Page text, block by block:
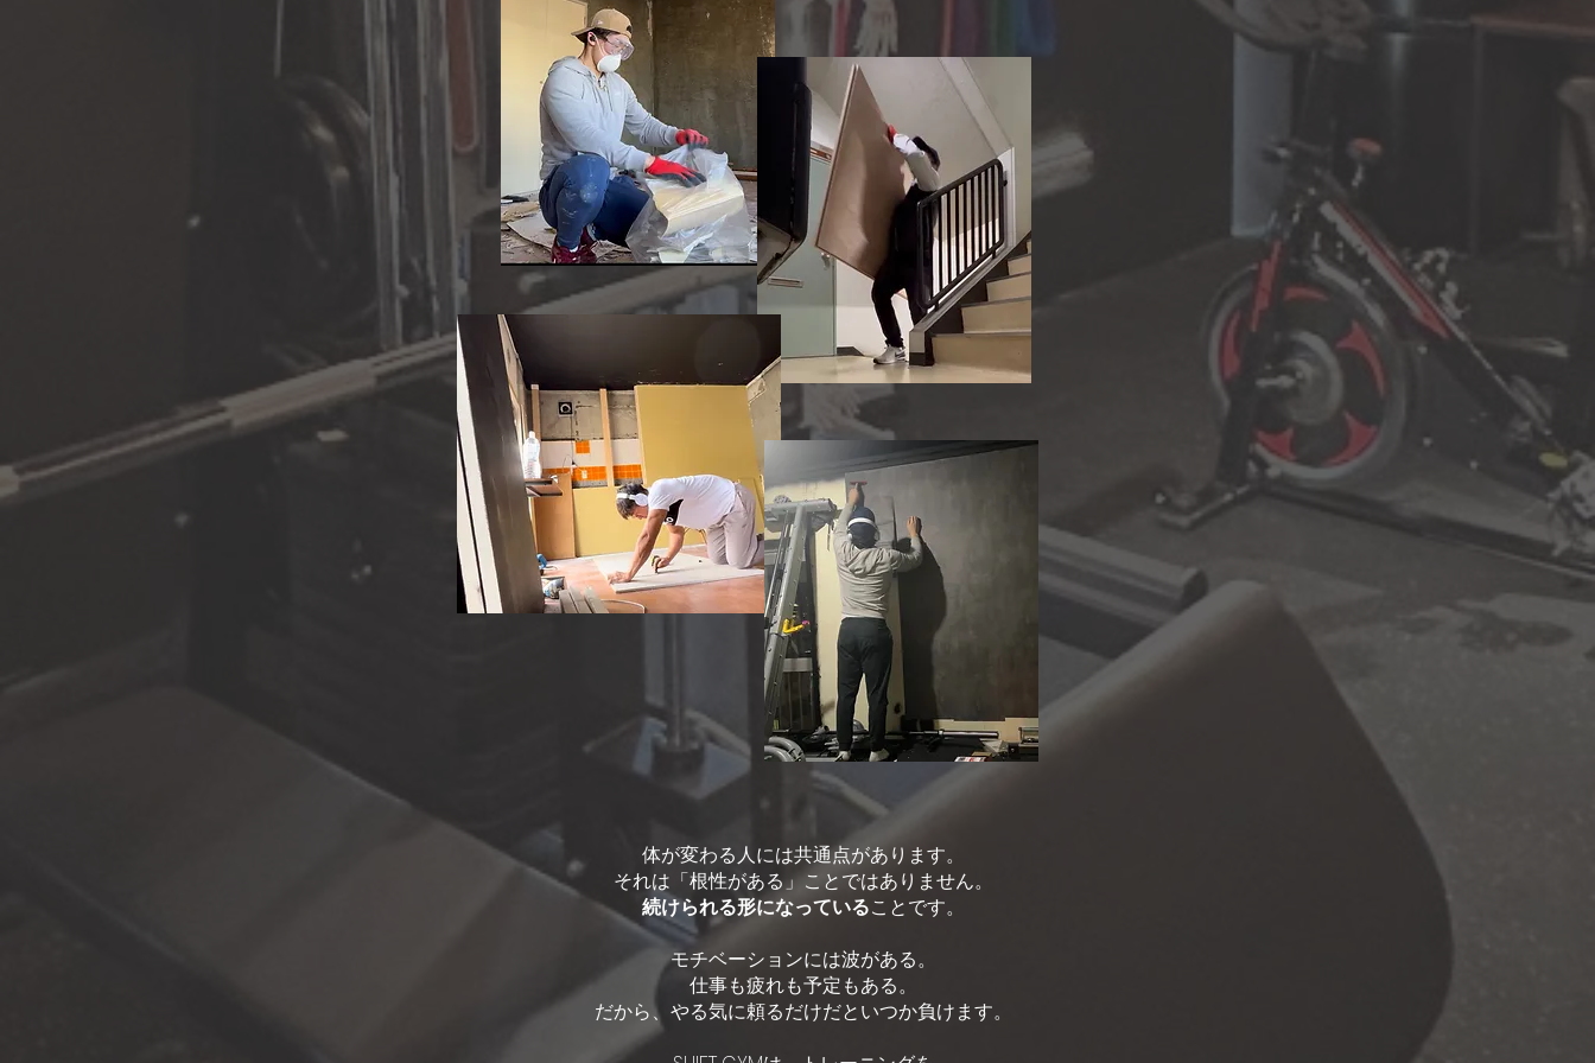
体が変わる人には共通点があります。
それは「根性がある」ことではありません。
続けられる形になっていることです。
モチベーションには波がある。
仕事も疲れも予定もある。
だから、やる気に頼るだけだといつか負けます。